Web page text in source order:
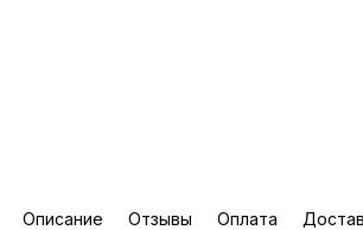
Описание Отзывы Оплата